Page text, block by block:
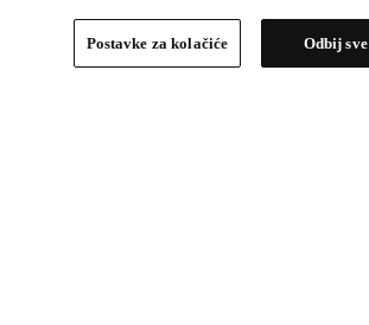
Postavke za kolačiće Odbij sve